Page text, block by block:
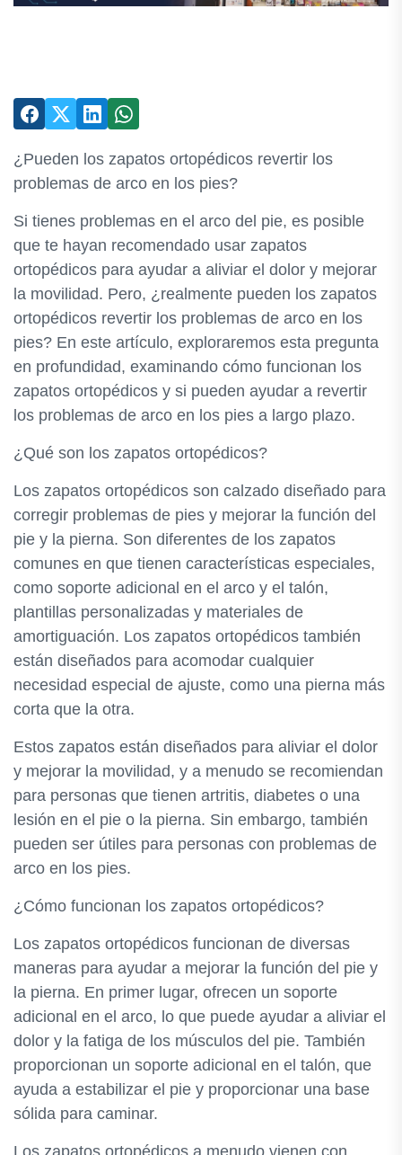
¿Pueden los zapatos ortopédicos revertir los
problemas de arco en los pies?
Si tienes problemas en el arco del pie, es posible
que te hayan recomendado usar zapatos
ortopédicos para ayudar a aliviar el dolor y mejorar
la movilidad. Pero, ¿realmente pueden los zapatos
ortopédicos revertir los problemas de arco en los
pies? En este artículo, exploraremos esta pregunta
en profundidad, examinando cómo funcionan los
zapatos ortopédicos y si pueden ayudar a revertir
los problemas de arco en los pies a largo plazo.
¿Qué son los zapatos ortopédicos?
Los zapatos ortopédicos son calzado diseñado para
corregir problemas de pies y mejorar la función del
pie y la pierna. Son diferentes de los zapatos
comunes en que tienen características especiales,
como soporte adicional en el arco y el talón,
plantillas personalizadas y materiales de
amortiguación. Los zapatos ortopédicos también
están diseñados para acomodar cualquier
necesidad especial de ajuste, como una pierna más
corta que la otra.
Estos zapatos están diseñados para aliviar el dolor
y mejorar la movilidad, y a menudo se recomiendan
para personas que tienen artritis, diabetes o una
lesión en el pie o la pierna. Sin embargo, también
pueden ser útiles para personas con problemas de
arco en los pies.
¿Cómo funcionan los zapatos ortopédicos?
Los zapatos ortopédicos funcionan de diversas
maneras para ayudar a mejorar la función del pie y
la pierna. En primer lugar, ofrecen un soporte
adicional en el arco, lo que puede ayudar a aliviar el
dolor y la fatiga de los músculos del pie. También
proporcionan un soporte adicional en el talón, que
ayuda a estabilizar el pie y proporcionar una base
sólida para caminar.
Los zapatos ortopédicos a menudo vienen con